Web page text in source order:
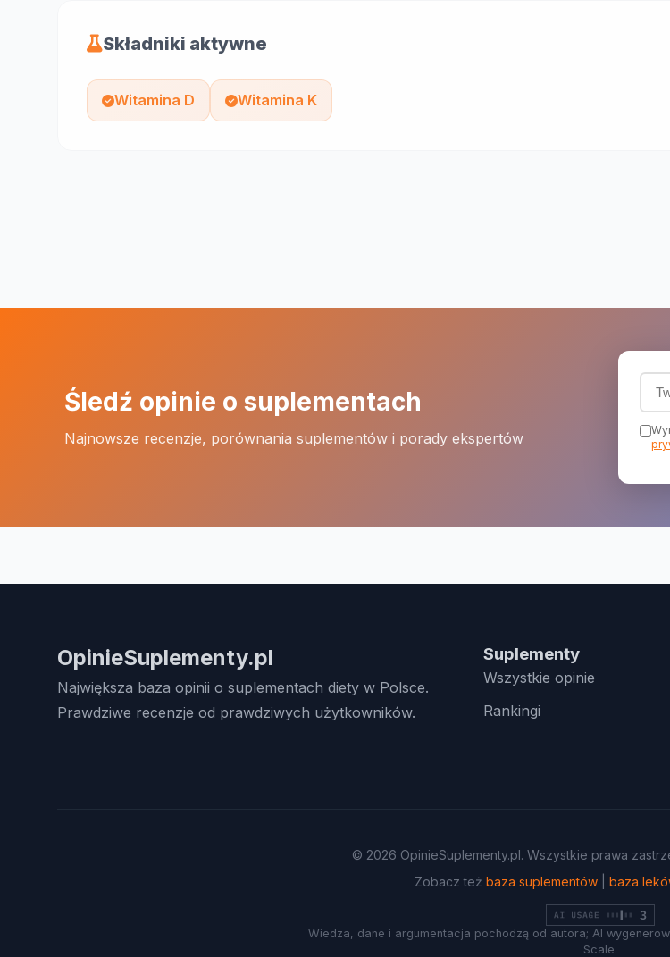
Składniki aktywne
Witamina D Witamina K
Śledź opinie o suplementach
Najnowsze recenzje, porównania suplementów i porady ekspertów
OpinieSuplementy.pl
Największa baza opinii o suplementach diety w Polsce.
Prawdziwe recenzje od prawdziwych użytkowników.
Suplementy
Wszystkie opinie
Rankingi
© 2026 OpinieSuplementy.pl. Wszystkie prawa
Zobacz też baza suplementów baza
Wiedza, dane i argumentacja pochodzą od autora; AI
Scale.